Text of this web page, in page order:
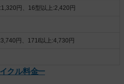
円、16型以上:2,420円
円、171ℓ以上:4,730円
クル料金一覧